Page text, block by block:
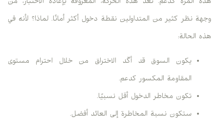
وجهة نظر كثير من المتداولين نقطة دخول أكثر أمانًا. لماذا؟ لأنه في
هذه الحالة:
يكون السوق قد أكّد الاختراق من خلال احترام مستوى
المقاومة المكسور كدعم.
تكون مخاطر الدخول أقل نسبيًا.
ستكون نسبة المخاطرة إلى العائد أفضل.